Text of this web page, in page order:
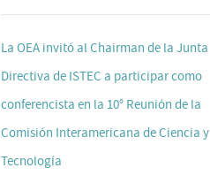
La OEA invitó al Chairman de la Junta
Directiva de ISTEC a participar como
conferencista en la 10° Reunión de la
Comisión Interamericana de Ciencia y
Tecnología